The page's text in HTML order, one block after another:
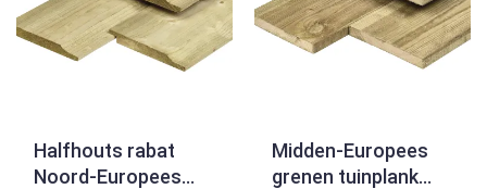
Halfhouts rabat
Noord-Europees
Midden-Europees
grenen tuinplank